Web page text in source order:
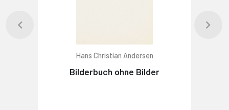
Hans Christian Andersen
Bilderbuch ohne Bilder